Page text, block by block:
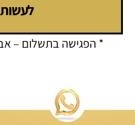
* הפגישה בתשלום –